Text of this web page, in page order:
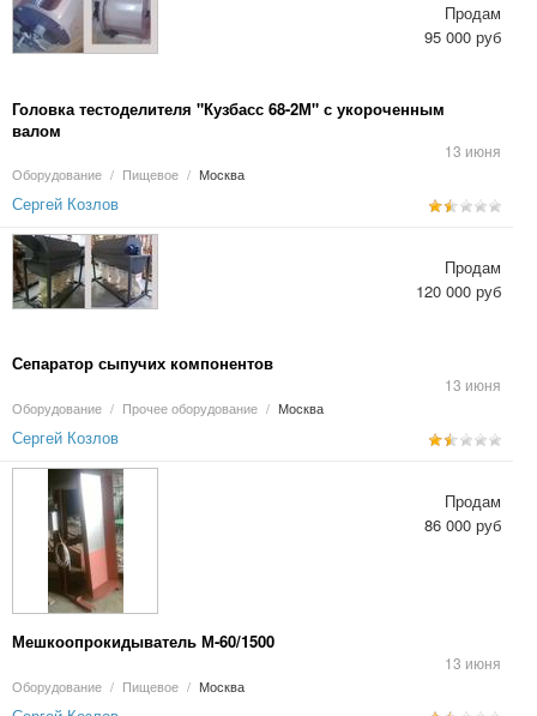
Головка тестоделителя "Кузбасс 68-2М" с укороченным
валом
13 июня
Оборудование / Пищевое / Москва
Продам
95 000 руб
Сергей Козлов
Сепаратор сыпучих компонентов
13 июня
Оборудование / Прочее оборудование / Москва
Продам
120 000 руб
Сергей Козлов
Мешкоопрокидыватель М-60/1500
13 июня
Оборудование / Пищевое / Москва
Продам
86 000 руб